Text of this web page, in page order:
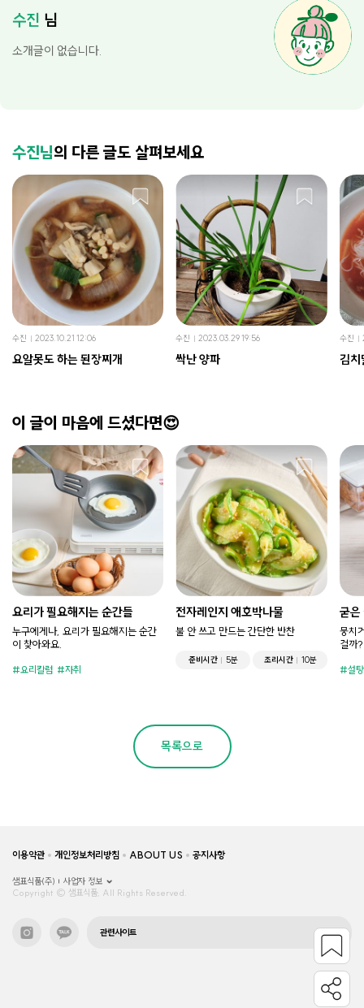
수진 님
소개글이 없습니다.
수진님의 다른 글도 살펴보세요
수진 2023.10.21 12:06
요알못도 하는 된장찌개
수진 2023.03.29 19:56
싹난 양파
수진
김치
이 글이 마음에 드셨다면😍
요리가 필요해지는 순간들
누구에게나, 요리가 필요해지는 순간
이 찾아와요.
요리칼럼 자취
전자레인지 애호박나물
불 안 쓰고 만드는 간단한 반찬
준비시간 5분 조리시간 10분
굳은
뭉치
걸까?
설탕
목록으로
이용약관 개인정보처리방침 ABOUT US 공지사항
샘표식품(주)
사업자 정보
Copyright © 샘표식품, All Rights Reserved.
관련사이트